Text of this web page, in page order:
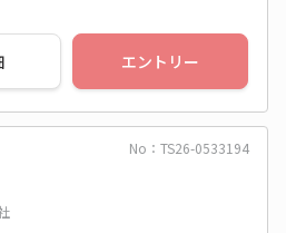
エントリー
No：TS26-0533194